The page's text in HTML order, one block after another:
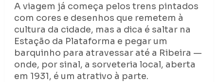
A viagem já começa pelos trens pintados
com cores e desenhos que remetem à
cultura da cidade, mas a dica é saltar na
Estação da Plataforma e pegar um
barquinho para atravessar até a Ribeira —
onde, por sinal, a sorveteria local, aberta
em 1931, é um atrativo à parte.